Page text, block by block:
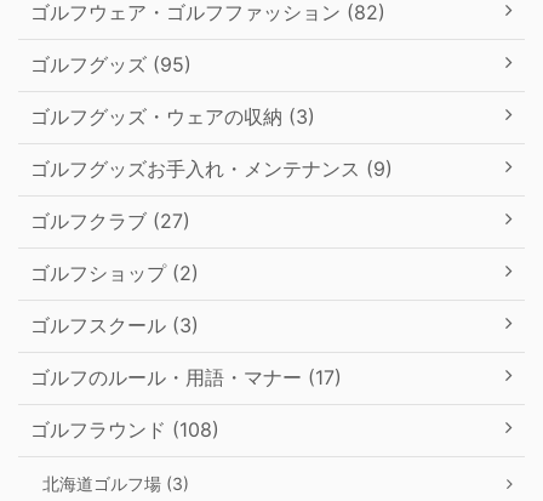
ゴルフウェア・ゴルフファッション (82)
ゴルフグッズ (95)
ゴルフグッズ・ウェアの収納 (3)
ゴルフグッズお手入れ・メンテナンス (9)
ゴルフクラブ (27)
ゴルフショップ (2)
ゴルフスクール (3)
ゴルフのルール・用語・マナー (17)
ゴルフラウンド (108)
北海道ゴルフ場 (3)